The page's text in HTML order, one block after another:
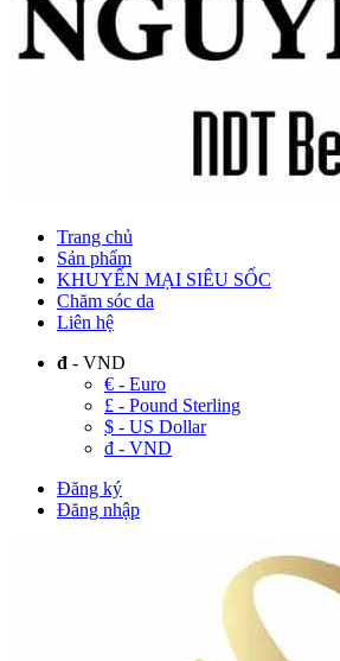
Trang chủ
Sản phẩm
KHUYẾN MẠI SIÊU SỐC
Chăm sóc da
Liên hệ
đ - VND
€ - Euro
£ - Pound Sterling
$ - US Dollar
đ - VND
Đăng ký
Đăng nhập